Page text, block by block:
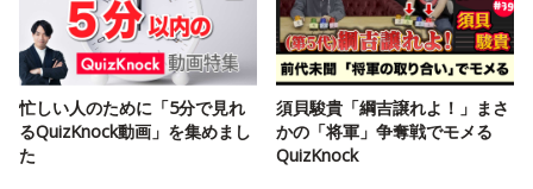
忙しい人のために「5分で見れ
るQuizKnock動画」を集めまし
た
須貝駿貴「綱吉譲れよ！」まさ
かの「将軍」争奪戦でモメる
QuizKnock